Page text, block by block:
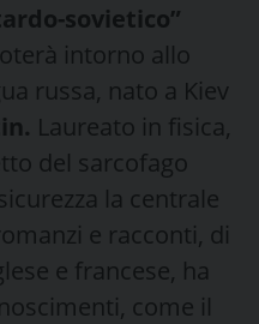
sovietico”
intorno allo
russa, nato a Kiev
Laureato in fisica,
del sarcofago
la centrale
e racconti, di
e francese, ha
come il